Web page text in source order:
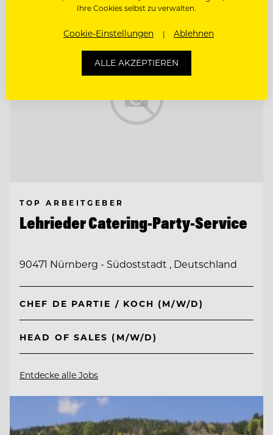
TOP ARBEITGEBER
Lehrieder Catering-Party-Service
90471 Nürnberg - Südoststadt , Deutschland
CHEF DE PARTIE / KOCH (M/W/D)
HEAD OF SALES (M/W/D)
Entdecke alle Jobs
Ihre Cookies selbst zu verwalten.
Cookie-Einstellungen Ablehnen
ALLE AKZEPTIEREN